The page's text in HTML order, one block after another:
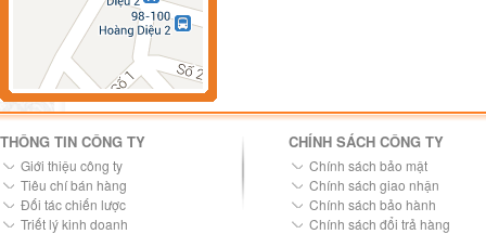
THÔNG TIN CÔNG TY
Giới thiệu công ty
Tiêu chí bán hàng
Đối tác chiến lược
Triết lý kinh doanh
CHÍNH SÁCH CÔNG TY
Chính sách bảo mật
Chính sách giao nhận
Chính sách bảo hành
Chính sách đổi trả hàng